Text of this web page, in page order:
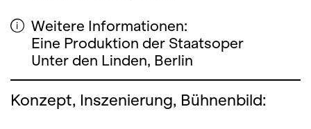
Weitere Informationen:
Eine Produktion der Staatsoper
Unter den Linden, Berlin
Konzept, Inszenierung, Bühnenbild: